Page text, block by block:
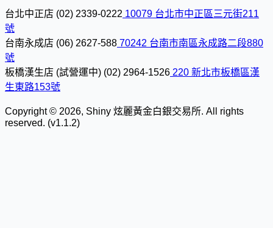
台北中正店 (02) 2339-0222 10079 台北市中正區三元街211
號
台南永成店 (06) 2627-588 70242 台南市南區永成路二段880
號
板橋漢生店 (試營運中) (02) 2964-1526 220 新北市板橋區漢
生東路153號
Copyright © 2026, Shiny 炫麗黃金白銀交易所. All rights
reserved. (v1.1.2)